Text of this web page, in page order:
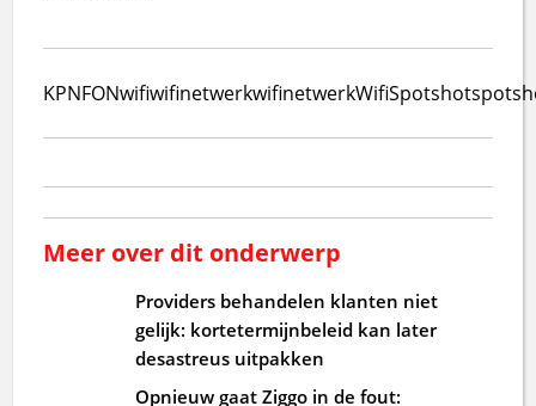
KPNFONwifiwifinetwerkwifinetwerkWifiSpotshotspots
Meer over dit onderwerp
Providers behandelen klanten niet
gelijk: kortetermijnbeleid kan later
desastreus uitpakken
Opnieuw gaat Ziggo in de fout: